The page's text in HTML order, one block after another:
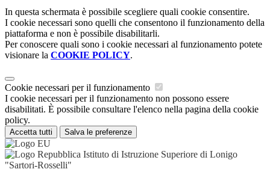
In questa schermata è possibile scegliere quali cookie consentire.
I cookie necessari sono quelli che consentono il funzionamento della
piattaforma e non è possibile disabilitarli.
Per conoscere quali sono i cookie necessari al funzionamento potete
visionare la COOKIE POLICY.
Cookie necessari per il funzionamento
I cookie necessari per il funzionamento non possono essere
disabilitati. È possibile consultare l'elenco nella pagina della cookie
policy.
Accetta tutti Salva le preferenze
Istituto di Istruzione Superiore di Lonigo
"Sartori-Rosselli"